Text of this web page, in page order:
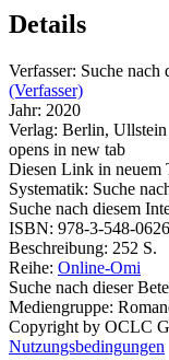
Details
Verfasser: Suche nach
(Verfasser)
Jahr: 2020
Verlag: Berlin, Ullstein
opens in new tab
Diesen Link in neuem
Systematik: Suche
Suche nach diesem
ISBN: 978-3-548-
Beschreibung: 252 S.
Reihe: Online-Omi
Suche nach dieser
Mediengruppe:
Copyright by OCLC
Nutzungsbedingungen